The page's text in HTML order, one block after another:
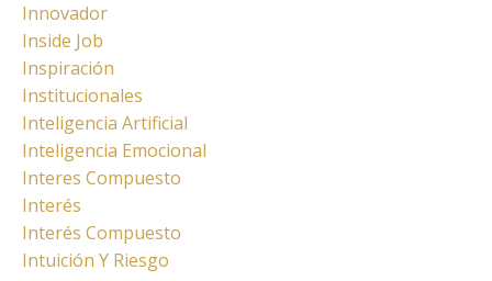
Innovador
Inside Job
Inspiración
Institucionales
Inteligencia Artificial
Inteligencia Emocional
Interes Compuesto
Interés
Interés Compuesto
Intuición Y Riesgo